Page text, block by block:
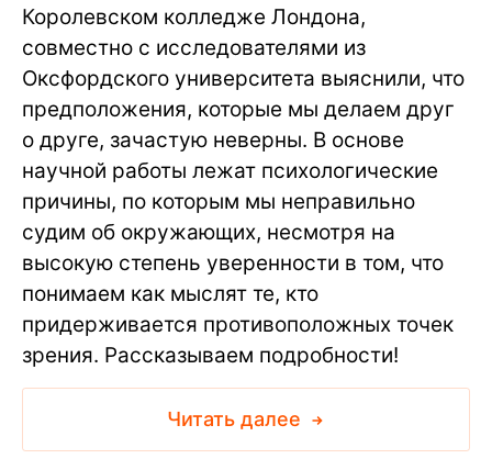
Королевском колледже Лондона,
совместно с исследователями из
Оксфордского университета выяснили, что
предположения, которые мы делаем друг
о друге, зачастую неверны. В основе
научной работы лежат психологические
причины, по которым мы неправильно
судим об окружающих, несмотря на
высокую степень уверенности в том, что
понимаем как мыслят те, кто
придерживается противоположных точек
зрения. Рассказываем подробности!
Читать далее